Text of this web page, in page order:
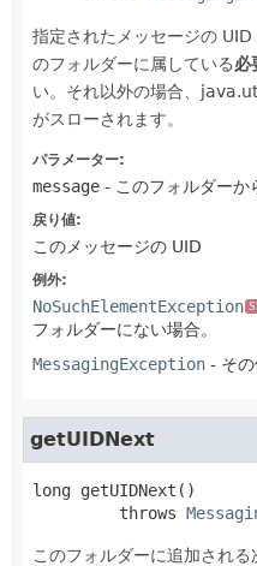
指定されたメッセージの
のフォルダーに属している必
い。それ以外の場合、
がスローされます。
パラメーター:
message - このフォルダーか
戻り値:
このメッセージの UID
例外:
NoSuchElementException
フォルダーにない場合。
MessagingException - そ
getUIDNext
long getUIDNext ()
         throws
このフォルダーに追加され